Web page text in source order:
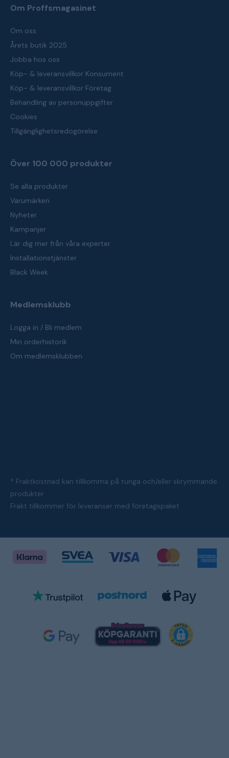
Om Proffsmagasinet
Om oss
Årets butik 2025
Jobba hos oss
Köp- & leveransvillkor Konsument
Köp- & leveransvillkor Företag
Behandling av personuppgifter
Cookies
Tillgänglighetsredogörelse
Över 100 000 produkter
Se alla produkter
Varumärken
Nyheter
Kampanjer
Lär dig mer från våra experter
Installationstjänster
Black Week
Medlemsklubb
Logga in / Bli medlem
Min orderhistorik
Om medlemsklubben
* Fraktkostnad kan tillkomma på tunga och/eller skrymmande
produkter
Frakt tillkommer för leveranser med företagspaket